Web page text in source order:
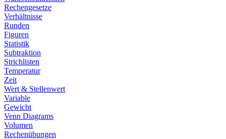
Rechengesetze
Verhältnisse
Runden
Figuren
Statistik
Subtraktion
Strichlisten
Temperatur
Zeit
Wert & Stellenwert
Variable
Gewicht
Venn Diagrams
Volumen
Rechenübungen